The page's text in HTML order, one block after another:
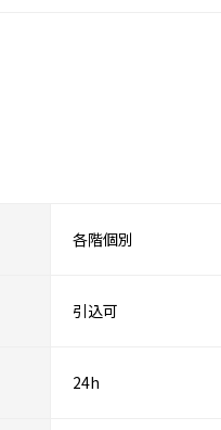
各階個別
引込可
24h